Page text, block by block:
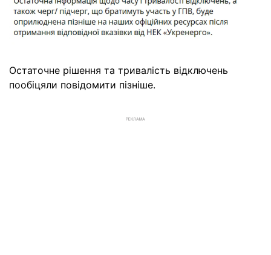
Остаточне рішення та тривалість відключень
пообіцяли повідомити пізніше.
РЕКЛАМА